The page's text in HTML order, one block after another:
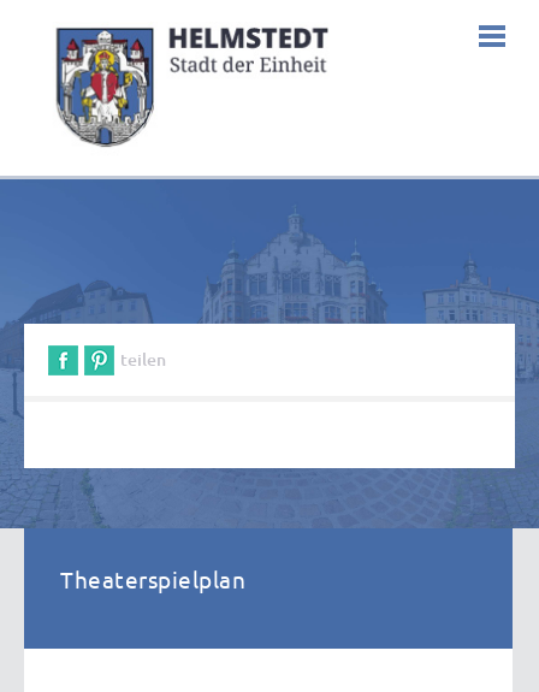
teilen
Theaterspielplan